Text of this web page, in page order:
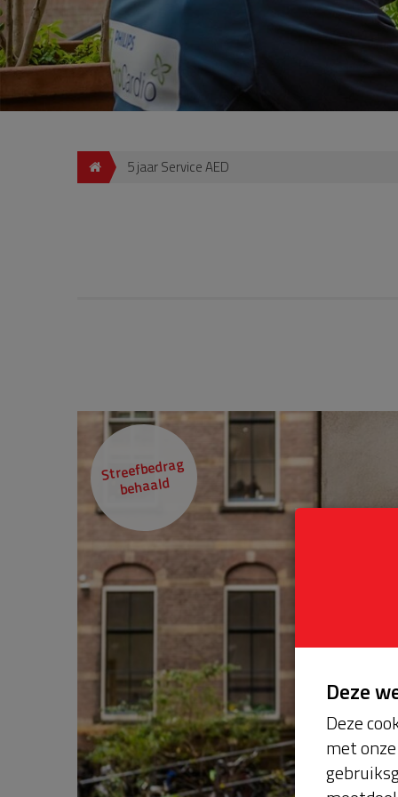
5 jaar Service AED
Streefbedrag
behaald
Deze
Deze
met